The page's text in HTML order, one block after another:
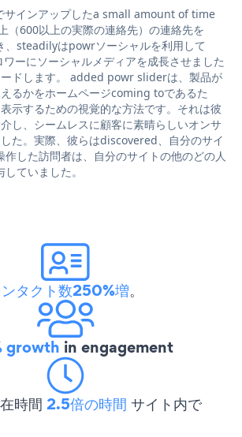
サインアップしたa small amount of time
（600以上の実際の連絡先）の連絡先を
、steadilyはpowrソーシャルを利用して
ーにソーシャルメディアを成長させました
ドします。 added powr sliderは、製品が
るかをホームページcoming toであるた
示するための視覚的な方法です。それは彼
し、シームレスに顧客に素晴らしいオンサ
た。実際、彼らはdiscovered、自分のサイ
作した訪問者は、自分のサイトの他のどの人
ていました。
タクト数250%増。
growth in engagement
時間 2.5倍の時間 サイト内で